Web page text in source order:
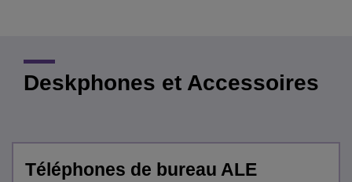
Deskphones et Accessoires
Téléphones de bureau ALE